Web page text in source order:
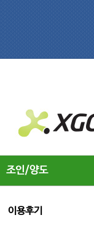
조인/양도
이용후기